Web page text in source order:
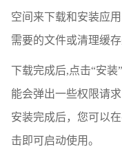
空间来下载和安装应
需要的文件或清理缓存
下载完成后,点击“安
能会弹出一些权限请
安装完成后，您可以
击即可启动使用。